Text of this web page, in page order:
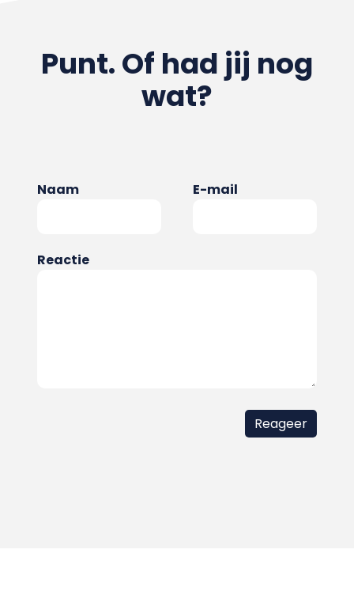
Punt. Of had jij nog
wat?
Naam E-mail
Reactie